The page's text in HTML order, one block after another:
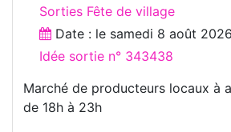
Sorties Fête de village
Date : le samedi 8 août 2026
Idée sortie n° 343438
Marché de producteurs locaux à
de 18h à 23h